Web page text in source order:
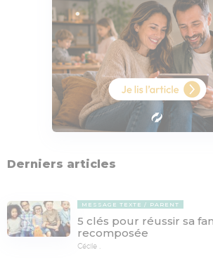
Derniers articles
MESSAGE TEXTE PARENT
5 clés pour réussir sa
recomposée
Cécile .